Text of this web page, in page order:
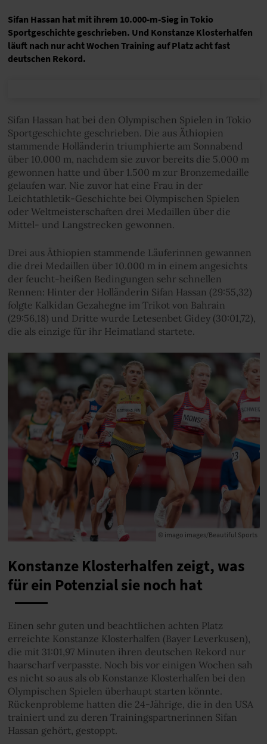
Sifan Hassan hat mit ihrem 10.000-m-Sieg in Tokio
Sportgeschichte geschrieben. Und Konstanze Klosterhalfen
läuft nach nur acht Wochen Training auf Platz acht fast
deutschen Rekord.
Sifan Hassan hat bei den Olympischen Spielen in Tokio
Sportgeschichte geschrieben. Die aus Äthiopien
stammende Holländerin triumphierte am Sonnabend
über 10.000 m, nachdem sie zuvor bereits die 5.000 m
gewonnen hatte und über 1.500 m zur Bronzemedaille
gelaufen war. Nie zuvor hat eine Frau in der
Leichtathletik-Geschichte bei Olympischen Spielen
oder Weltmeisterschaften drei Medaillen über die
Mittel- und Langstrecken gewonnen.
Drei aus Äthiopien stammende Läuferinnen gewannen
die drei Medaillen über 10.000 m in einem angesichts
der feucht-heißen Bedingungen sehr schnellen
Rennen: Hinter der Holländerin Sifan Hassan (29:55,32)
folgte Kalkidan Gezahegne im Trikot von Bahrain
(29:56,18) und Dritte wurde Letesenbet Gidey (30:01,72),
die als einzige für ihr Heimatland startete.
© imago images/Beautiful Sports
Konstanze Klosterhalfen zeigt, was
für ein Potenzial sie noch hat
Einen sehr guten und beachtlichen achten Platz
erreichte Konstanze Klosterhalfen (Bayer Leverkusen),
die mit 31:01,97 Minuten ihren deutschen Rekord nur
haarscharf verpasste. Noch bis vor einigen Wochen sah
es nicht so aus als ob Konstanze Klosterhalfen bei den
Olympischen Spielen überhaupt starten könnte.
Rückenprobleme hatten die 24-Jährige, die in den USA
trainiert und zu deren Trainingspartnerinnen Sifan
Hassan gehört, gestoppt.